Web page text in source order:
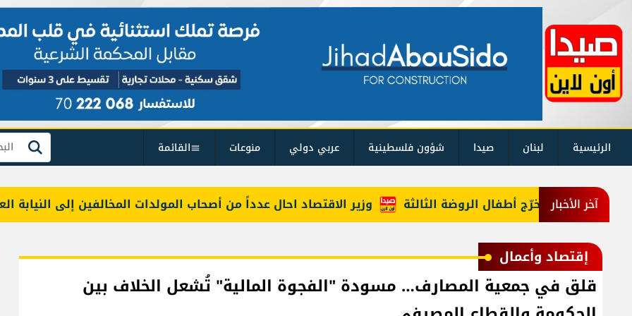
الرئيسية لبنان صيدا شؤون فلسطينية عربي دولي منوعات القائمة بحث
آخر الأخبار وزير الاقتصاد احال عدداً من أصحاب المولدات المخالفين إلى النيابة العامة بتخرّج أطفال الروضة الثالثة
إقتصاد وأعمال
قلق في جمعية المصارف… مسودة "الفجوة المالية" تُشعل الخلاف بين